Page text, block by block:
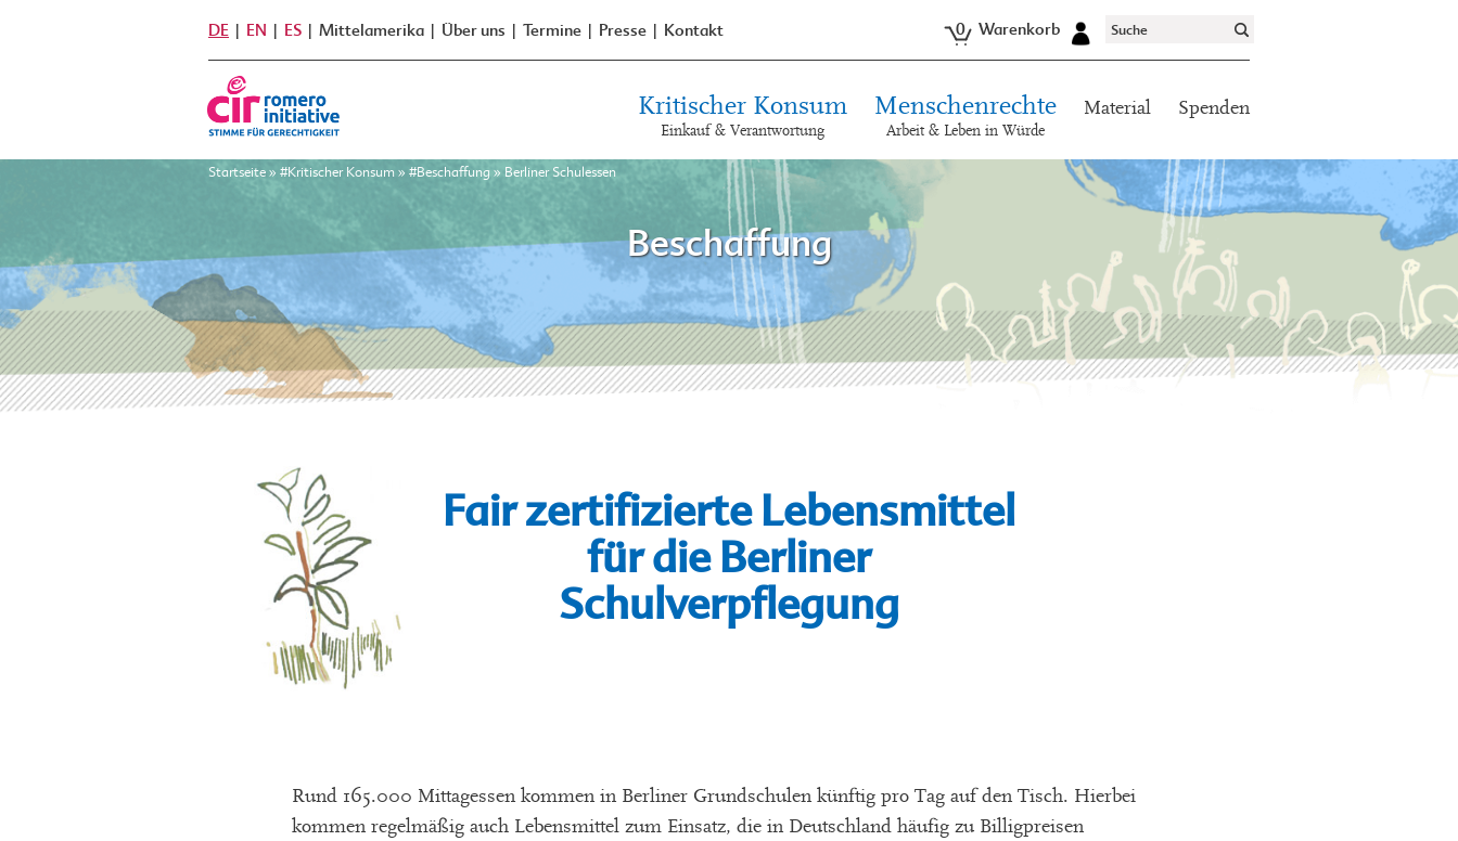
DE EN ES Mittelamerika Über uns Termine Presse Kontakt 0 Warenkorb
Kritischer Konsum
Einkauf & Verantwortung
Menschenrechte
Arbeit & Leben in Würde
Material Spenden
Startseite » #Kritischer Konsum » #Beschaffung » Berliner Schulessen
Beschaffung
Fair zertifizierte Lebensmittel
für die Berliner
Schulverpflegung
Rund 165.000 Mittagessen kommen in Berliner Grundschulen künftig pro Tag auf den Tisch. Hierbei
kommen regelmäßig auch Lebensmittel zum Einsatz, die in Deutschland häufig zu Billigpreisen